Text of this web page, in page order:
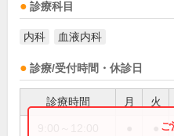
診療科目
内科 血液内科
診療/受付時間・休診日
診療時間 月 火